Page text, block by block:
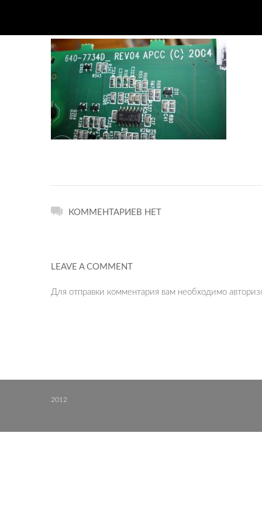
КОММЕНТАРИЕВ НЕТ
LEAVE A COMMENT
Для отправки комментария вам необходимо
2012